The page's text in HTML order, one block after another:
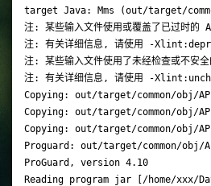
target Java: Mms (out/target/
注: 某些输入文件使用或覆盖了已过时的
注: 有关详细信息, 请使用 -
注: 某些输入文件使用了未经检查或不安全
注: 有关详细信息, 请使用 -
Copying: out/target/common/obj/
Copying: out/target/common/obj/
Copying: out/target/common/obj/
Proguard: out/target/common/obj/
ProGuard, version 4.10
Reading program jar [/home/xxx/